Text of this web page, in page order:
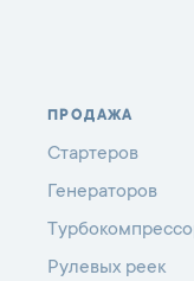
ПРОДАЖА
Стартеров
Генераторов
Рулевых реек